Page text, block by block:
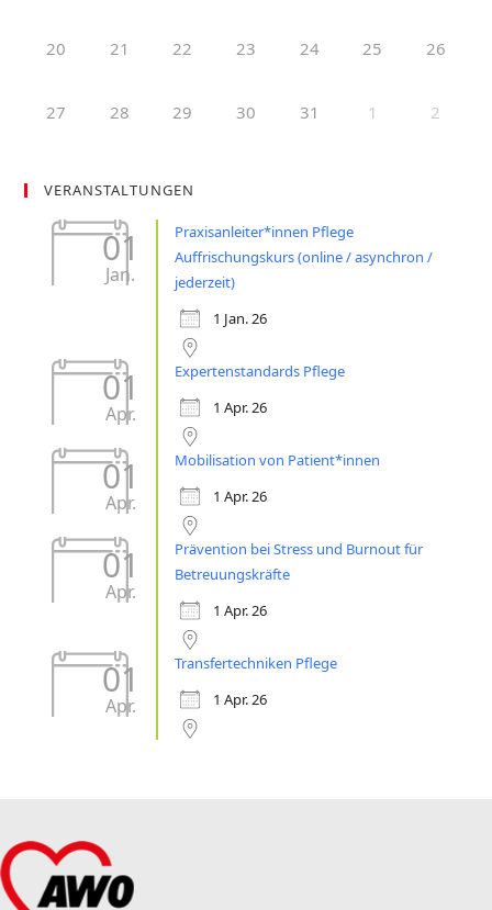
20 21 22 23 24 25 26
27 28 29 30 31 1 2
VERANSTALTUNGEN
01
Jan.
Praxisanleiter*innen Pflege
Auffrischungskurs (online / asynchron /
jederzeit)
1 Jan. 26
01
Apr.
Expertenstandards Pflege
1 Apr. 26
01
Apr.
Mobilisation von Patient*innen
1 Apr. 26
01
Apr.
Prävention bei Stress und Burnout für
Betreuungskräfte
1 Apr. 26
01
Apr.
Transfertechniken Pflege
1 Apr. 26